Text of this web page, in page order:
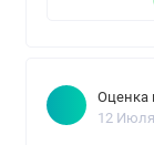
Оценка
12